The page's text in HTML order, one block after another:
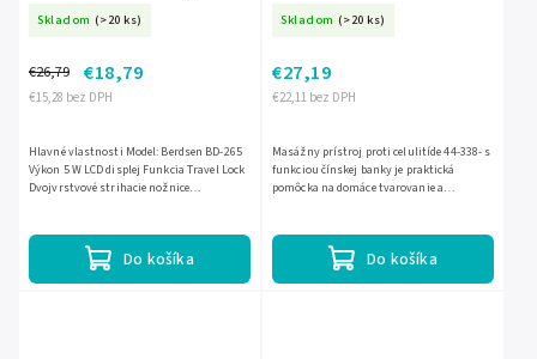
Skladom (>20 ks)
€15,28 bez DPH
€26,79 €18,79
Do košíka
Hlavné vlastnosti Model: Berdsen BD-265
Výkon 5 W LCD displej Funkcia Travel Lock
Dvojvrstvové strihacie nožnice
Skladom (>20 ks)
€22,11 bez DPH
€27,19
Do košíka
Masážny prístroj proti celulitíde 44-338- s
funkciou čínskej banky je praktická
pomôcka na domáce tvarovanie a